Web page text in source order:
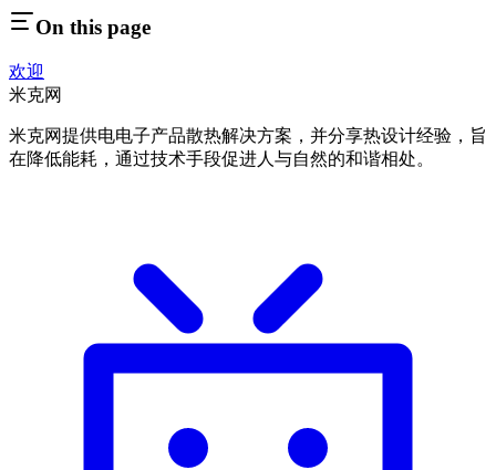
On this page
欢迎
米克网
米克网提供电电子产品散热解决方案，并分享热设计经验，旨
在降低能耗，通过技术手段促进人与自然的和谐相处。